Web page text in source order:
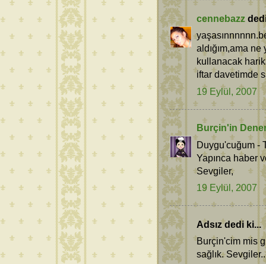
cennebazz
aldığım,ama ne
kullanacak
iftar davetimde
19 Eylül, 2007
Burçin'in
Duygu'cuğum -
Yapınca haber
Sevgiler,
19 Eylül, 2007
Adsız dedi ki...
Burçin'cim mis
sağlık. Sevgiler..